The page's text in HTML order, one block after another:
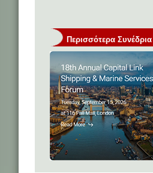
Περισσότερα